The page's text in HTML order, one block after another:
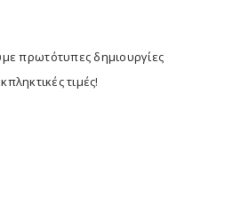
πρωτότυπες δημιουργίες
τιμές!